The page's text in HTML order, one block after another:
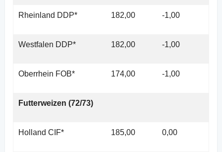
Rheinland DDP* 182,00 -1,00
Westfalen DDP* 182,00 -1,00
Oberrhein FOB* 174,00 -1,00
Futterweizen (72/73)
Holland CIF* 185,00 0,00